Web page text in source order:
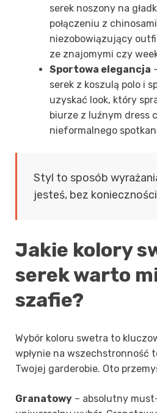
serek noszony na
połączeniu z
niezobowiązujący
ze znajomymi czy
Sportowa elegancja
serek z koszulą polo i
uzyskać look, który
biurze z luźnym dress
nieformalnego
Styl to sposób
jesteś, bez
Jakie kolory
serek warto
szafie?
Wybór koloru swetra to
wpłynie na wszechstronność
Twojej garderobie. Oto
Granatowy – absolutny